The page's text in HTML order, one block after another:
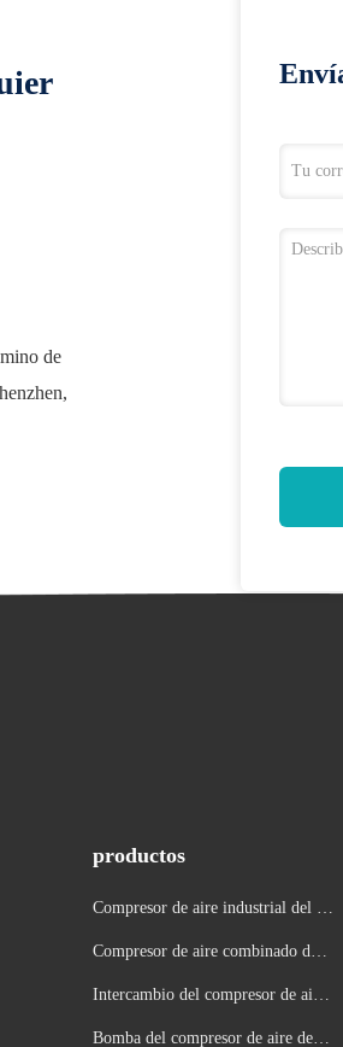
de
productos
Compresor de aire industrial del to
Compresor de aire combinado del t
Intercambio del compresor de aire
Bomba del compresor de aire del p